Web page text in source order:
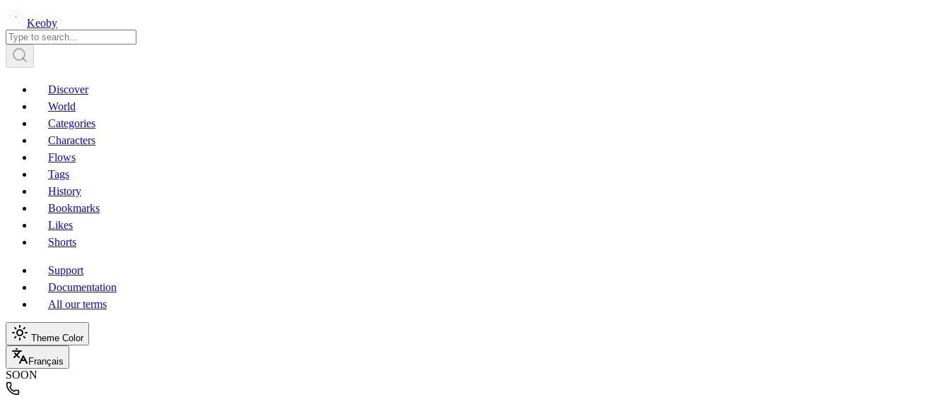
Keoby
Discover
World
Categories
Characters
Flows
Tags
History
Bookmarks
Likes
Shorts
Support
Documentation
All our terms
Theme Color
Français
SOON